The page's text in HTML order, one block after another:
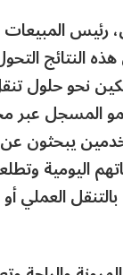
النتائج
نحو حلول
المسجل عبر
يبحثون
اليومية
العملي